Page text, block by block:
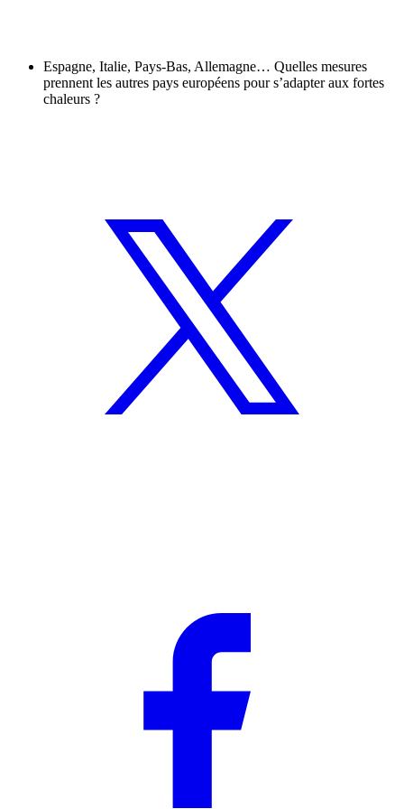
Espagne, Italie, Pays-Bas, Allemagne… Quelles mesures
prennent les autres pays européens pour s’adapter aux fortes
chaleurs ?